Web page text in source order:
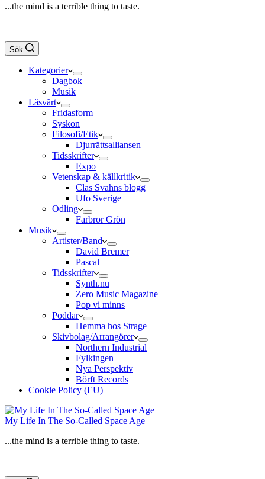
...the mind is a terrible thing to taste.
Sök
Kategorier
Dagbok
Musik
Läsvärt
Fridasform
Syskon
Filosofi/Etik
Djurrättsalliansen
Tidsskrifter
Expo
Vetenskap & källkritik
Clas Svahns blogg
Ufo Sverige
Odling
Farbror Grön
Musik
Artister/Band
David Bremer
Pascal
Tidsskrifter
Synth.nu
Zero Music Magazine
Pop vi minns
Poddar
Hemma hos Strage
Skivbolag/Arrangörer
Northern Industrial
Fylkingen
Nya Perspektiv
Börft Records
Cookie Policy (EU)
My Life In The So-Called Space Age
...the mind is a terrible thing to taste.